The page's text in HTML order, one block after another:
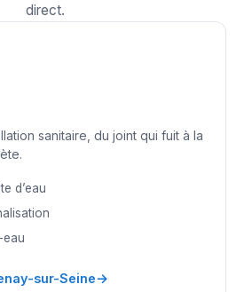
direct.
sanitaire, du joint qui fuit à la
d’eau
eau
sur-Seine→